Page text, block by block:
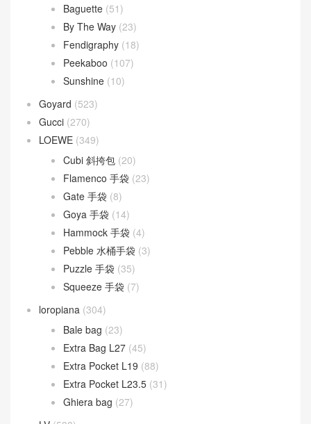
Dior Groove(1)
Dior Saddle(1)
DIOR TOUJOURS
Lady D-Joy(26)
Lady Dior (37)
Fendi(582)
Baguette
By The Way
Fendigraphy (18)
Peekaboo (107)
Sunshine(10)
Goyard(523)
Gucci (270)
LOEWE(349)
Cubi 斜挎包 (20)
Flamenco 手袋(23)
Gate 手袋
Goya 手袋(14)
Hammock 手袋(4)
Pebble 水桶手袋(3)
Puzzle 手袋(35)
Squeeze 手袋(7)